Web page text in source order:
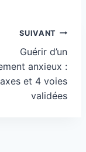
SUIVANT
Guérir d’un
anxieux :
et 4 voies
validées